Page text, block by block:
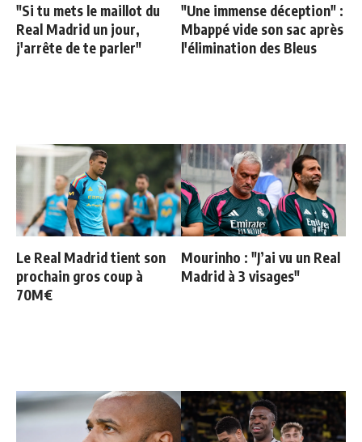
"Si tu mets le maillot du
Real Madrid un jour,
j'arrête de te parler"
"Une immense déception" :
Mbappé vide son sac après
l'élimination des Bleus
Le Real Madrid tient son
prochain gros coup à
70M€
Mourinho : "J’ai vu un Real
Madrid à 3 visages"